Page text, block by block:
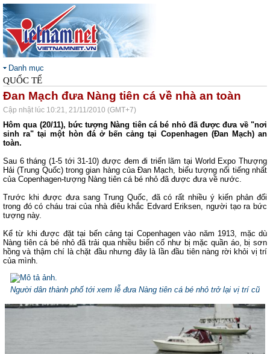
Danh mục
QUỐC TẾ
Đan Mạch đưa Nàng tiên cá về nhà an toàn
Cập nhật lúc 10:21, 21/11/2010 (GMT+7)
Hôm qua (20/11), bức tượng Nàng tiên cá bé nhỏ đã được đưa về "nơi
sinh ra" tại một hòn đá ở bến cảng tại Copenhagen (Đan Mạch) an
toàn.
Sau 6 tháng (1-5 tới 31-10) được đem đi triển lãm tại World Expo Thượng
Hải (Trung Quốc) trong gian hàng của Đan Mạch, biểu tượng nổi tiếng nhất
của Copenhagen-tượng Nàng tiên cá bé nhỏ đã được đưa về nước.
Trước khi được đưa sang Trung Quốc, đã có rất nhiều ý kiến phản đối
trong đó có cháu trai của nhà điêu khắc Edvard Eriksen, người tạo ra bức
tượng này.
Kể từ khi được đặt tại bến cảng tại Copenhagen vào năm 1913, mặc dù
Nàng tiên cá bé nhỏ đã trải qua nhiều biến cố như bị mặc quần áo, bị sơn
hồng và thậm chí là chặt đầu nhưng đây là lần đầu tiên nàng rời khỏi vị trí
của mình.
Người dân thành phố tới xem lễ đưa Nàng tiên cá bé nhỏ trở lại vị trí cũ